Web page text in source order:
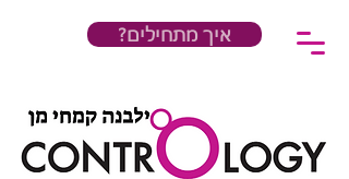
?איך מתחילים